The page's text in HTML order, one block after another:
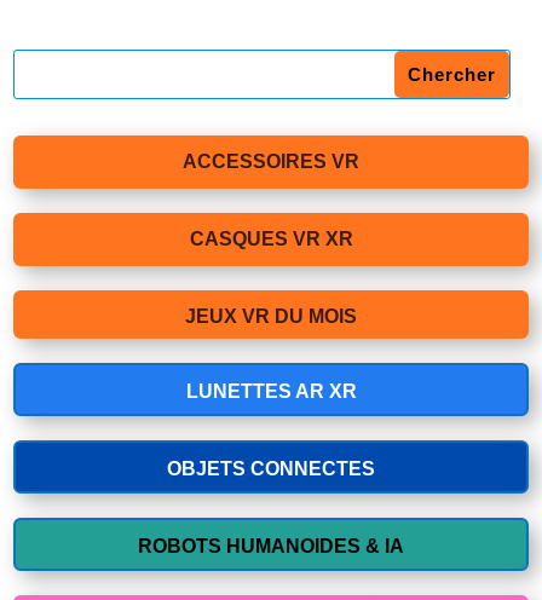
ACCESSOIRES VR
CASQUES VR XR
JEUX VR DU MOIS
LUNETTES AR XR
OBJETS CONNECTES
ROBOTS HUMANOIDES & IA